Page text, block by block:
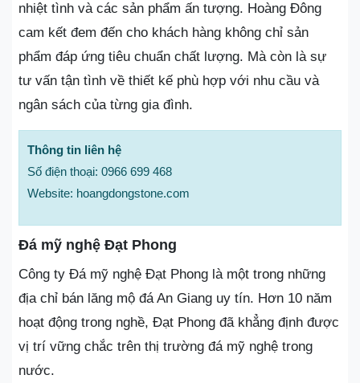
nhiệt tình và các sản phẩm ấn tượng. Hoàng Đông
cam kết đem đến cho khách hàng không chỉ sản
phẩm đáp ứng tiêu chuẩn chất lượng. Mà còn là sự
tư vấn tận tình về thiết kế phù hợp với nhu cầu và
ngân sách của từng gia đình.
Thông tin liên hệ
Số điện thoại: 0966 699 468
Website: hoangdongstone.com
Đá mỹ nghệ Đạt Phong
Công ty Đá mỹ nghệ Đạt Phong là một trong những
địa chỉ bán lăng mộ đá An Giang uy tín. Hơn 10 năm
hoạt động trong nghề, Đạt Phong đã khẳng định được
vị trí vững chắc trên thị trường đá mỹ nghệ trong
nước.